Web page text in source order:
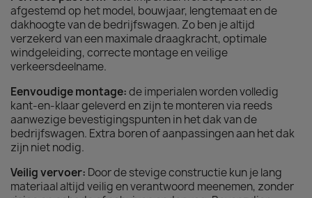
afgestemd op het model, bouwjaar, lengtemaat en de
dakhoogte van de bedrijfswagen. Zo ben je altijd
verzekerd van een maximale draagkracht, optimale
windgeleiding, correcte montage en veilige
verkeersdeelname.
Eenvoudige montage:de imperialen worden volledig
kant-en-klaar geleverd en zijn te monteren via reeds
aanwezige bevestigingspunten in het dak van de
bedrijfswagen. Extra boren of aanpassingen aan het dak
zijn niet nodig.
Veilig vervoer: Door de stevige constructie kun je lang
materiaal altijd veilig en verantwoord meenemen, zonder